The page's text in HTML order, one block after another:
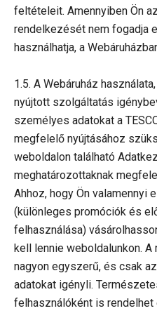
feltételeit. Amennyiben Ön
rendelkezését nem fogadja
használhatja, a
1.5. A Webáruház
nyújtott szolgáltatás
személyes adatokat a
megfelelő nyújtásához
weboldalon található
meghatározottaknak
Ahhoz, hogy Ön valamennyi
(különleges promóciók és
felhasználása)
kell lennie weboldalunkon.
nagyon egyszerű, és csak
adatokat igényli.
felhasználóként is rendelhet